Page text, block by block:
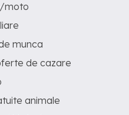
moto
munca
de cazare
animale